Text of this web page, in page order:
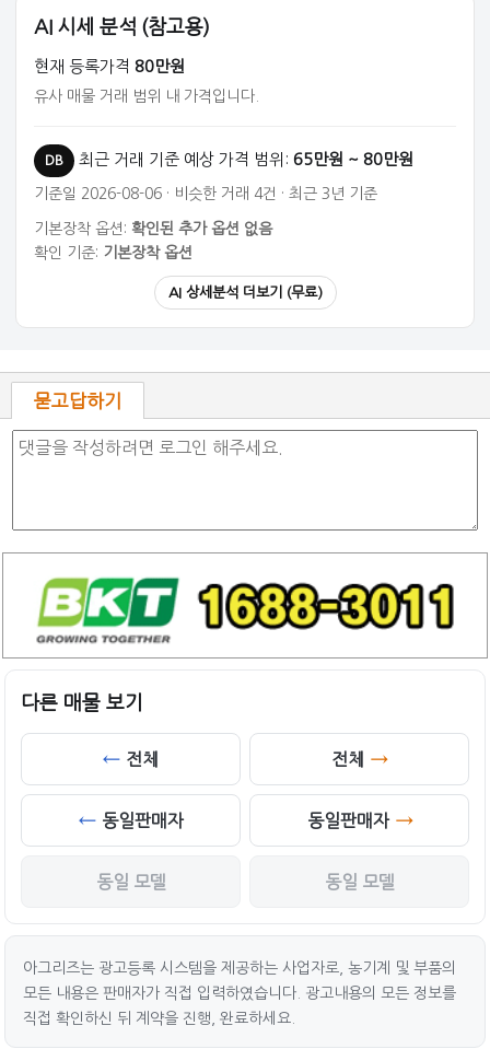
AI 시세 분석 (참고용)
현재 등록가격 80만원
유사 매물 거래 범위 내 가격입니다.
DB 최근 거래 기준 예상 가격 범위: 65만원 ~ 80만원
기준일 2026-08-06 · 비슷한 거래 4건 · 최근 3년 기준
기본장착 옵션: 확인된 추가 옵션 없음
확인 기준: 기본장착 옵션
AI 상세분석 더보기 (무료)
묻고답하기
다른 매물 보기
전체
동일판매자
동일 모델
전체
동일판매자
동일 모델
아그리즈는 광고등록 시스템을 제공하는 사업자로, 농기계 및 부품의
모든 내용은 판매자가 직접 입력하였습니다. 광고내용의 모든 정보를
직접 확인하신 뒤 계약을 진행, 완료하세요.